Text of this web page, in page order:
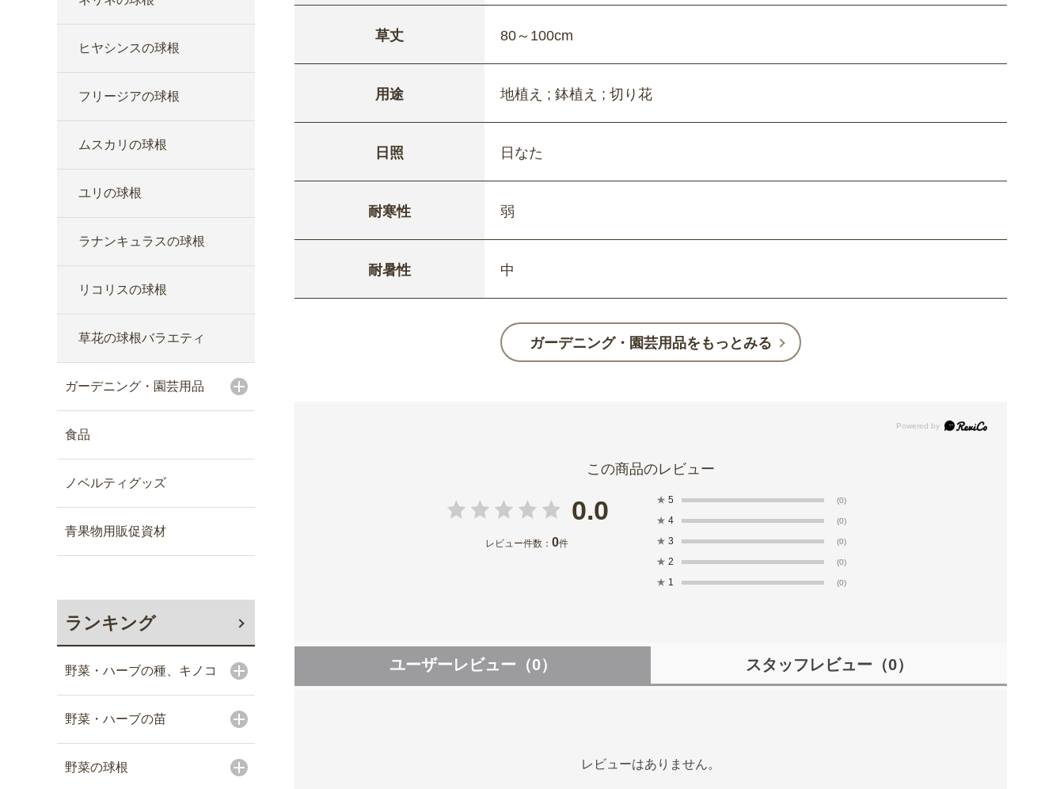
ヒヤシンスの球根
フリージアの球根
ムスカリの球根
ユリの球根
ラナンキュラスの球根
リコリスの球根
草花の球根バラエティ
ガーデニング・園芸用品
食品
ノベルティグッズ
青果物用販促資材
ランキング
野菜・ハーブの種、キノコ
野菜・ハーブの苗
野菜の球根
草丈 80～100cm
用途 地植え ; 鉢植え ; 切り花
日照 日なた
耐寒性 弱
耐暑性 中
ガーデニング・園芸用品をもっとみる
0.0
レビュー件数： 0件
★ 5 (0)
★ 4 (0)
★ 3 (0)
★ 2 (0)
★ 1 (0)
ユーザーレビュー （0） スタッフレビュー （0）
レビューはありません。